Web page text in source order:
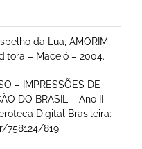
da Lua, AMORIM,
– Maceió – 2004.
– IMPRESSÕES DE
DO BRASIL – Ano II –
Digital Brasileira:
758124/819